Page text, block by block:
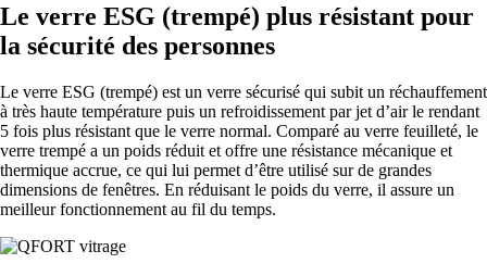
Le verre ESG (trempé) plus résistant pour
la sécurité des personnes
Le verre ESG (trempé) est un verre sécurisé qui subit un réchauffement
à très haute température puis un refroidissement par jet d’air le rendant
5 fois plus résistant que le verre normal. Comparé au verre feuilleté, le
verre trempé a un poids réduit et offre une résistance mécanique et
thermique accrue, ce qui lui permet d’être utilisé sur de grandes
dimensions de fenêtres. En réduisant le poids du verre, il assure un
meilleur fonctionnement au fil du temps.